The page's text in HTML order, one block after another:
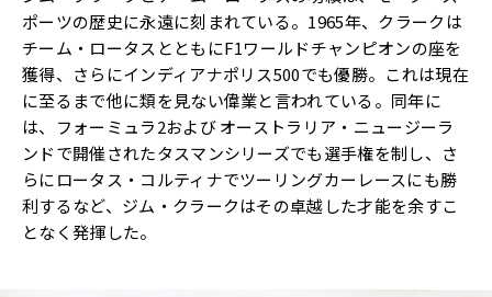
ポーツの歴史に永遠に刻まれている。1965年、クラークは
チーム・ロータスとともにF1ワールドチャンピオンの座を
獲得、さらにインディアナポリス500でも優勝。これは現在
に至るまで他に類を見ない偉業と言われている。同年に
は、フォーミュラ2および オーストラリア・ニュージーラ
ンドで開催されたタスマンシリーズでも選手権を制し、さ
らにロータス・コルティナでツーリングカーレースにも勝
利するなど、ジム・クラークはその卓越した才能を余すこ
となく発揮した。